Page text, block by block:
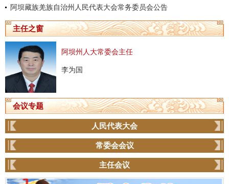
阿坝藏族羌族自治州人民代表大会常务委员会公告
主任之窗
阿坝州人大常委会主任
李为国
会议专题
人民代表大会
常委会会议
主任会议